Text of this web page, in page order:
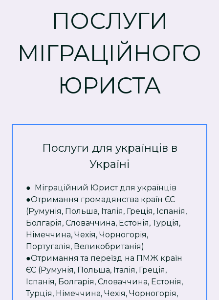
ПОСЛУГИ
МІГРАЦІЙНОГО
ЮРИСТА
Послуги для українців в
Україні
● Міграційний Юрист для українців
●Отримання громадянства країн ЄС
(Румунія, Польша, Італія, Греція, Іспанія,
Болгарія, Словаччина, Естонія, Турція,
Німеччина, Чехія, Чорногорія,
Португалія, Великобританія)
●Отримання та переїзд на ПМЖ країн
ЄС (Румунія, Польша, Італія, Греція,
Іспанія, Болгарія, Словаччина, Естонія,
Турція, Німеччина, Чехія, Чорногорія,